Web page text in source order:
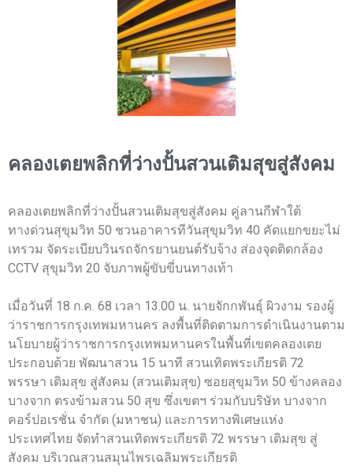
คลองเตยพลิกที่ว่างปั้นสวนเติมสุขสู่สังคม
คลองเตยพลิกที่ว่างปั้นสวนเติมสุขสู่สังคม คู่ลานกีฬาใต้
ทางด่วนสุขุมวิท 50 ชวนอาคารทีวันสุขุมวิท 40 คัดแยกขยะไม่
เทรวม จัดระเบียบวินรถจักรยานยนต์รับจ้าง ส่องจุดติดกล้อง
CCTV สุขุมวิท 20 จับภาพผู้ขับขี่บนทางเท้า
เมื่อวันที่ 18 ก.ค. 68 เวลา 13.00 น. นายจักกพันธุ์ ผิวงาม รองผู้
ว่าราชการกรุงเทพมหานคร ลงพื้นที่ติดตามการดำเนินงานตาม
นโยบายผู้ว่าราชการกรุงเทพมหานครในพื้นที่เขตคลองเตย
ประกอบด้วย พัฒนาสวน 15 นาที สวนเทิดพระเกียรติ 72
พรรษา เติมสุข สู่สังคม (สวนเติมสุข) ซอยสุขุมวิท 50 ข้างคลอง
บางจาก ตรงข้ามสวน 50 สุข ซึ่งเขตฯ ร่วมกับบริษัท บางจาก
คอร์ปอเรชั่น จำกัด (มหาชน) และการทางพิเศษแห่ง
ประเทศไทย จัดทำสวนเทิดพระเกียรติ 72 พรรษา เติมสุข สู่
สังคม บริเวณสวนสมุนไพรเฉลิมพระเกียรติ